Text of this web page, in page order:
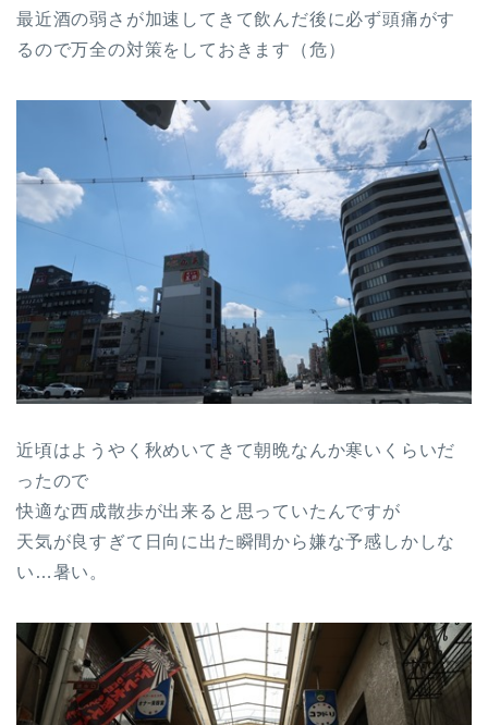
最近酒の弱さが加速してきて飲んだ後に必ず頭痛がす
るので万全の対策をしておきます（危）
近頃はようやく秋めいてきて朝晩なんか寒いくらいだ
ったので
快適な西成散歩が出来ると思っていたんですが
天気が良すぎて日向に出た瞬間から嫌な予感しかしな
い…暑い。